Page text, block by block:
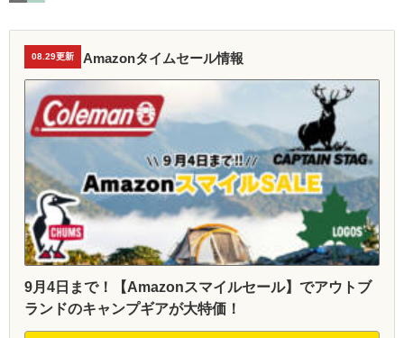
08.29更新 Amazonタイムセール情報
9月4日まで！【Amazonスマイルセール】でアウトブ
ランドのキャンプギアが大特価！